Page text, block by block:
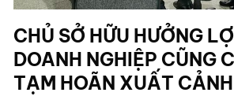
CHỦ SỞ HỮU HƯỞNG
DOANH NGHIỆP CŨNG
TẠM HOÃN XUẤT CẢNH